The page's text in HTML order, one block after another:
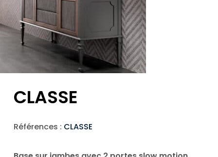
CLASSE
Références : CLASSE